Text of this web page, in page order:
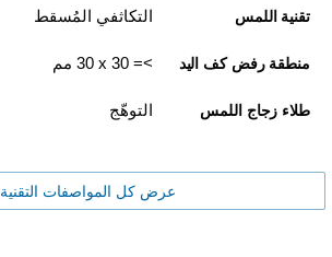
تقنية اللمس التكاثفي المُسقط
منطقة رفض كف اليد >= 30 x‏ 30 مم
طلاء زجاج اللمس التوهّج
عرض كل المواصفات التقنية